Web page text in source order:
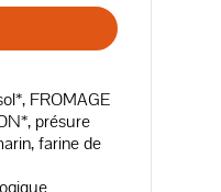
FROMAGE
présure
farine de